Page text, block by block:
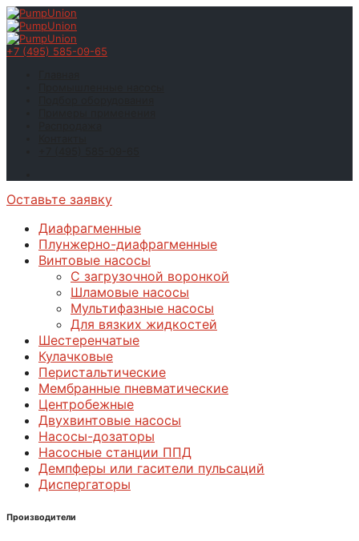
+7 (495) 585-09-65
Оставьте заявку
Диафрагменные
Плунжерно-диафрагменные
Винтовые насосы
С загрузочной воронкой
Шламовые насосы
Мультифазные насосы
Для вязких жидкостей
Шестеренчатые
Кулачковые
Перистальтические
Мембранные пневматические
Центробежные
Двухвинтовые насосы
Насосы-дозаторы
Насосные станции ППД
Демпферы или гасители пульсаций
Диспергаторы
Производители